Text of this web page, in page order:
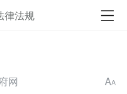
律法规
网 AA